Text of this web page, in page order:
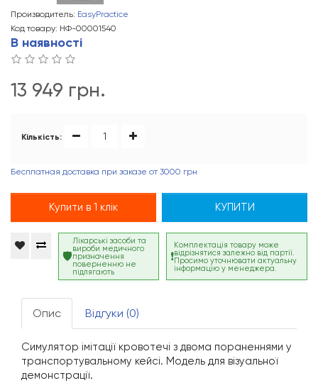
Производитель: EasyPractice
Код товару: НФ-00001540
В наявності
13 949 грн.
Кількість:
Бесплатная доставка при заказе от 3000 грн
Купити в 1 клік КУПИТИ
Лікарські засоби та
вироби медичного
призначення
поверненню не
підлягають
Комплектація товару може
відрізнятися залежно від партії.
Просимо уточнювати актуальну
інформацію у менеджера.
Опис Відгуки (0)
Симулятор імітації кровотечі з двома пораненнями у
транспортувальному кейсі. Модель для візуальної
демонстрації.